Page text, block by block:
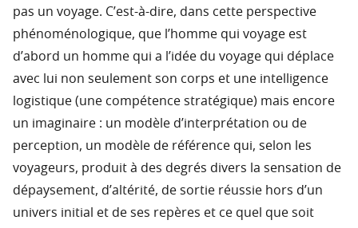
pas un voyage. C’est-à-dire, dans cette perspective
phénoménologique, que l’homme qui voyage est
d’abord un homme qui a l’idée du voyage qui déplace
avec lui non seulement son corps et une intelligence
logistique (une compétence stratégique) mais encore
un imaginaire : un modèle d’interprétation ou de
perception, un modèle de référence qui, selon les
voyageurs, produit à des degrés divers la sensation de
dépaysement, d’altérité, de sortie réussie hors d’un
univers initial et de ses repères et ce quel que soit